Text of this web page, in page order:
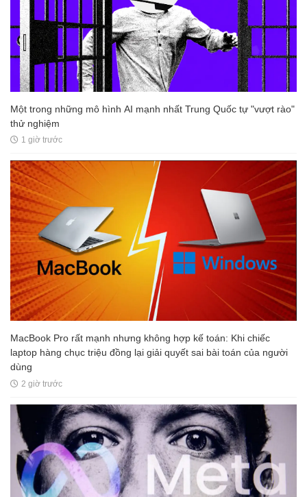
Một trong những mô hình AI mạnh nhất Trung Quốc tự "vượt rào"
thử nghiệm
1 giờ trước
MacBook Pro rất mạnh nhưng không hợp kế toán: Khi chiếc
laptop hàng chục triệu đồng lại giải quyết sai bài toán của người
dùng
2 giờ trước